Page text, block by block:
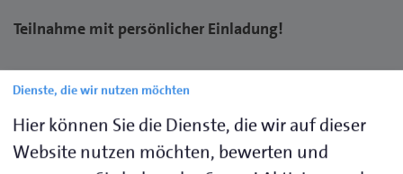
Teilnahme mit persönlicher Einladung!
Dienste, die wir nutzen möchten
Hier können Sie die Dienste, die wir auf dieser
Website nutzen möchten, bewerten und